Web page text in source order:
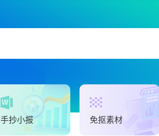
手抄小报 免抠素材